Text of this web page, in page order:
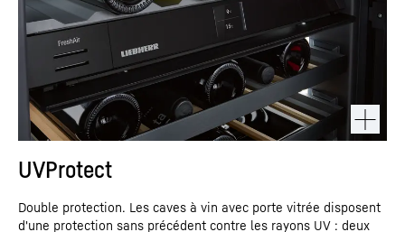
UVProtect
Double protection. Les caves à vin avec porte vitrée disposent
d'une protection sans précédent contre les rayons UV : deux